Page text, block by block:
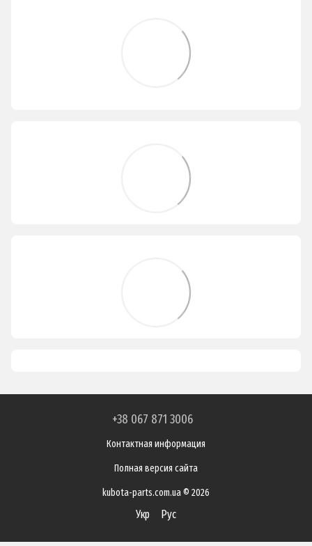
+38 067 871 3006
Контактная информация
Полная версия сайта
kubota-parts.com.ua © 2026
Укр Рус